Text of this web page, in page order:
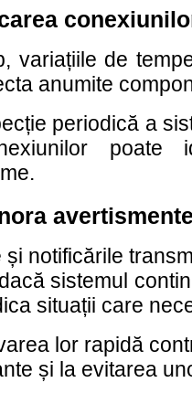
variațiile de
anumite
periodică a
poate
și notificările
sistemul
situații care
lor rapidă
și la evitarea